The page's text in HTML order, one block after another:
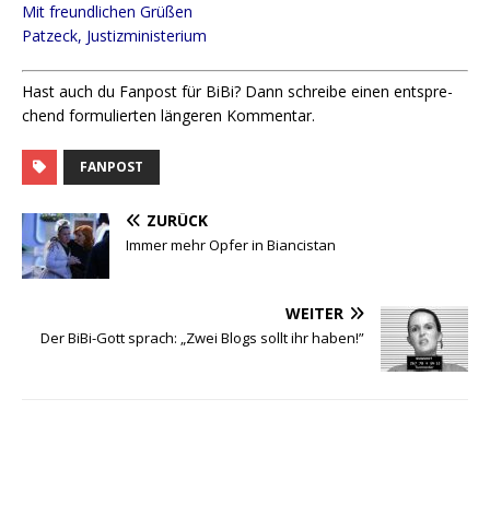
Mit freund­li­chen Grüßen
Patz­eck, Justizministerium
Hast auch du Fan­post für BiBi? Dann schrei­be einen ent­spre­
chend for­mu­lier­ten län­ge­ren Kommentar.
FANPOST
ZURÜCK
Immer mehr Opfer in Biancistan
WEITER
Der BiBi-Gott sprach: „Zwei Blogs sollt ihr haben!”